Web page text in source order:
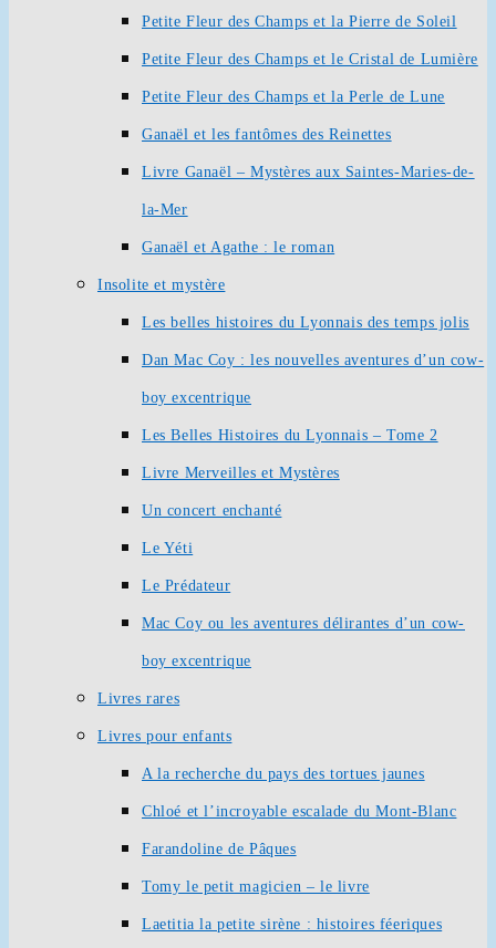
Petite Fleur des Champs et la Pierre de Soleil
Petite Fleur des Champs et le Cristal de Lumière
Petite Fleur des Champs et la Perle de Lune
Ganaël et les fantômes des Reinettes
Livre Ganaël – Mystères aux Saintes-Maries-de-
la-Mer
Ganaël et Agathe : le roman
Insolite et mystère
Les belles histoires du Lyonnais des temps jolis
Dan Mac Coy : les nouvelles aventures d’un cow-
boy excentrique
Les Belles Histoires du Lyonnais – Tome 2
Livre Merveilles et Mystères
Un concert enchanté
Le Yéti
Le Prédateur
Mac Coy ou les aventures délirantes d’un cow-
boy excentrique
Livres rares
Livres pour enfants
A la recherche du pays des tortues jaunes
Chloé et l’incroyable escalade du Mont-Blanc
Farandoline de Pâques
Tomy le petit magicien – le livre
Laetitia la petite sirène : histoires féeriques